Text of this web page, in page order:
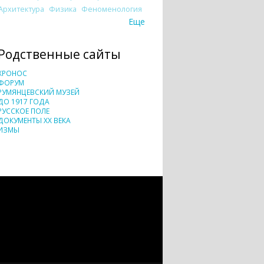
Физика Феноменология
Еще
сайты
МУЗЕЙ
1917 ГОДА
ПОЛЕ
XX ВЕКА